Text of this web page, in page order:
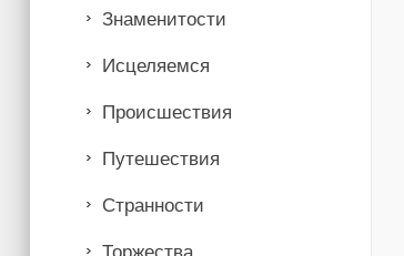
Знаменитости
Иcцеляемся
Происшествия
Путешествия
Странности
Торжества